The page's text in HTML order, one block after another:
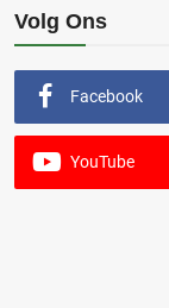
Volg Ons
Facebook
YouTube